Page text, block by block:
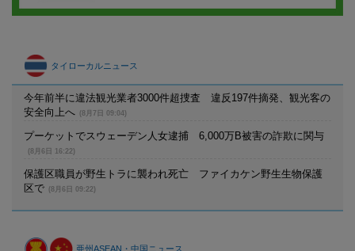
タイローカルニュース
今年前半に違法観光業者3000件超捜査 違反197件摘発、観光客の
安全向上へ
(8月7日 09:04)
プーケットでスウェーデン人女逮捕 6,000万B被害の詐欺に関与
(8月6日 16:22)
保護区職員が野生トラに襲われ死亡 ファイカケン野生生物保護
区で
(8月6日 09:22)
亜州ASEAN・中国ニュース